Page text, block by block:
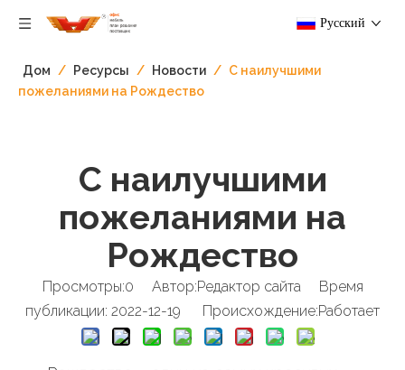
Pусский
Дом / Ресурсы / Новости / С наилучшими
пожеланиями на Рождество
С наилучшими
пожеланиями на
Рождество
Просмотры:0 Автор:Pедактор сайта Время
публикации: 2022-12-19 Происхождение:Работает